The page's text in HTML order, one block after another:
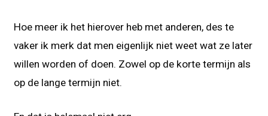
Hoe meer ik het hierover heb met anderen, des te
vaker ik merk dat men eigenlijk niet weet wat ze later
willen worden of doen. Zowel op de korte termijn als
op de lange termijn niet.